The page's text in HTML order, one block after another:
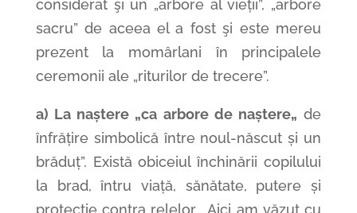
considerat şi un „arbore al vieții”, „arbore
sacru” de aceea el a fost şi este mereu
prezent la momârlani în principalele
ceremonii ale „riturilor de trecere”.
a) La naștere „ca arbore de naștere„ de
înfrățire simbolică între noul-născut și un
brăduț”. Există obiceiul închinării copilului
la brad, întru viață, sănătate, putere și
protecţie contra relelor. „Aici am văzut cu